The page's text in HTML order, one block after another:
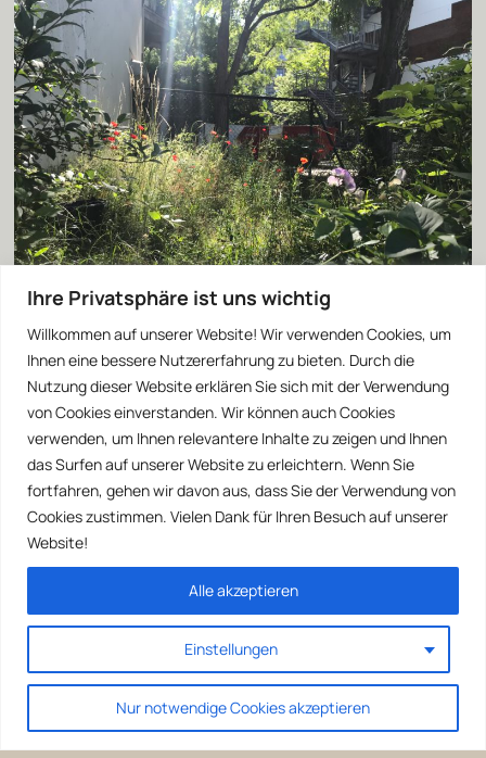
Ihre Privatsphäre ist uns wichtig
Willkommen auf unserer Website! Wir verwenden Cookies, um
Ihnen eine bessere Nutzererfahrung zu bieten. Durch die
Nutzung dieser Website erklären Sie sich mit der Verwendung
von Cookies einverstanden. Wir können auch Cookies
verwenden, um Ihnen relevantere Inhalte zu zeigen und Ihnen
das Surfen auf unserer Website zu erleichtern. Wenn Sie
fortfahren, gehen wir davon aus, dass Sie der Verwendung von
Cookies zustimmen. Vielen Dank für Ihren Besuch auf unserer
Website!
Einstellungen
Nur notwendige Cookies akzeptieren
Alle akzeptieren